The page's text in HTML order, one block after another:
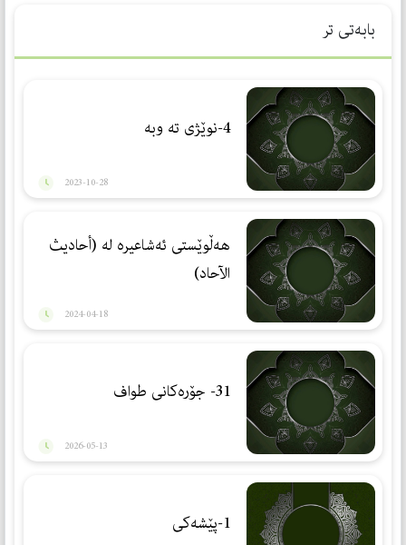
بابەتی تر
4-نوێژی ته وبه
2023-10-28
هەڵوێستی ئەشاعیرە لە (أحادیث
الآحاد)
2024-04-18
31- جۆرەكانی طواف
2026-05-13
1-پێشەکی